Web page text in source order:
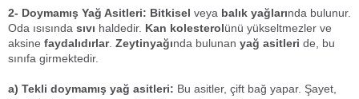
2- Doymamış Yağ Asitleri: Bitkisel veya balık yağlarında bulunur.
Oda ısısında sıvı haldedir. Kan kolesterolünü yükseltmezler ve
aksine faydalıdırlar. Zeytinyağında bulunan yağ asitleri de, bu
sınıfa girmektedir.
a) Tekli doymamış yağ asitleri: Bu asitler, çift bağ yapar. Şayet,